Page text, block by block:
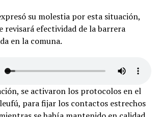
su molestia por esta situación,
revisará efectividad de la barrera
en la comuna.
se activaron los protocolos en el
para fijar los contactos estrechos